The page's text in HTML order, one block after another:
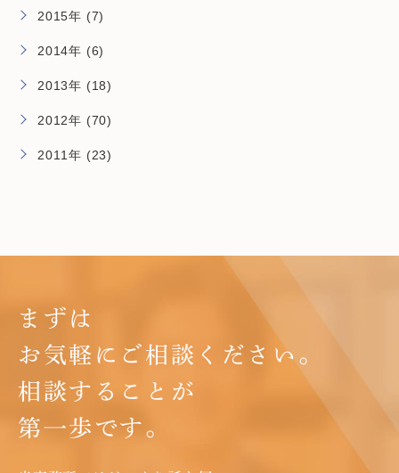
2015年 (7)
2014年 (6)
2013年 (18)
2012年 (70)
2011年 (23)
まずは
お気軽にご相談ください。
相談することが
第一歩です。